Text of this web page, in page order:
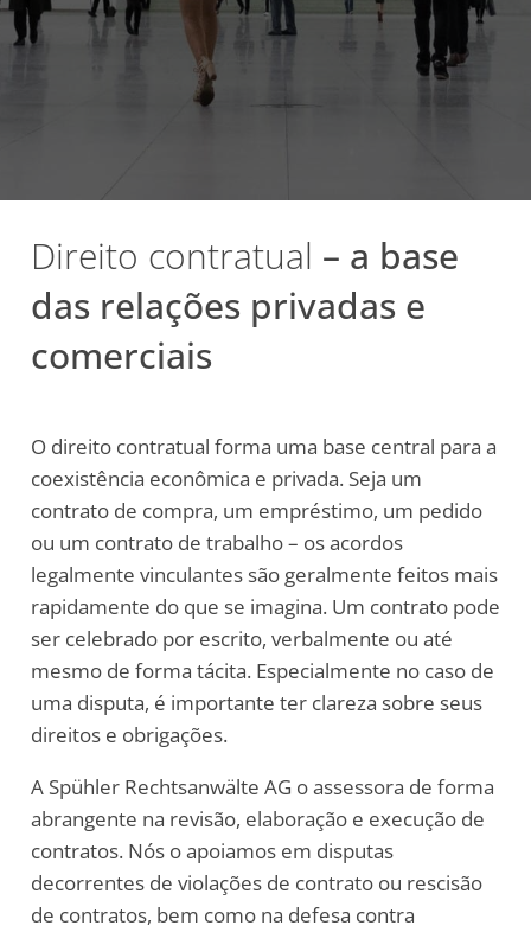
Direito contratual – a base
das relações privadas e
comerciais
O direito contratual forma uma base central para a
coexistência econômica e privada. Seja um
contrato de compra, um empréstimo, um pedido
ou um contrato de trabalho – os acordos
legalmente vinculantes são geralmente feitos mais
rapidamente do que se imagina. Um contrato pode
ser celebrado por escrito, verbalmente ou até
mesmo de forma tácita. Especialmente no caso de
uma disputa, é importante ter clareza sobre seus
direitos e obrigações.
A Spühler Rechtsanwälte AG o assessora de forma
abrangente na revisão, elaboração e execução de
contratos. Nós o apoiamos em disputas
decorrentes de violações de contrato ou rescisão
de contratos, bem como na defesa contra